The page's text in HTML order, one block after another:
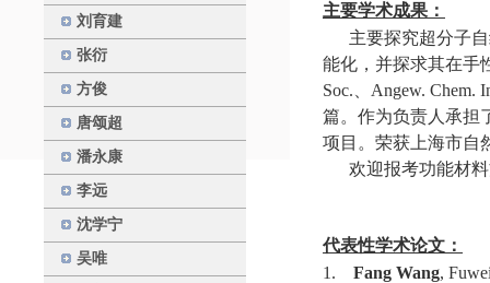
刘育建
张衍
方俊
唐颂超
潘永康
李远
沈学宁
吴唯
主要学术成果：
主要探究超分子
能化，并探求其在手
Soc.
Angew. Chem.
篇。作为负责人承担
项目。荣获上海市自
欢迎报考功能材
代表性学术论文：
1. Fang Wang,